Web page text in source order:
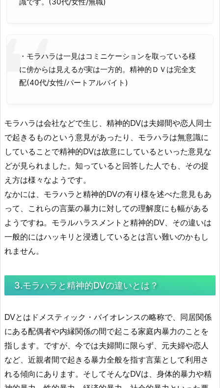
・モラハラは一見はコミニケーションを取っている様
に傍からは見えるが実は一方的。精神的ＤＶは完全支
配(40代/女性/パートアルバイト)
モラハラは会社などで生じ、精神的DVは夫婦間や恋人同士
で起きるものという意見があったり、モラハラは無意識に
していることで精神的DVは故意にしているといった意見な
どが見られました。知っていると回答した人でも、その捉
え方は様々なようです。
なかには、モラハラと精神的DVの有り様を述べた意見もあ
って、これらの言葉の暴力に対しての理解度にも幅がある
ようですね。モラルハラスメントと精神的DV、その違いは
一般的にはハッキリと浸透しているとは言い難いのかもし
れません。
3.モラハラと精神的DVの違いとは？
DVとはドメスティック・バイオレンスの略称で、同居関係
にある配偶者や内縁関係の間で起こる家庭内暴力のことを
指します。ですが、今では夫婦間に限らず、元夫婦や恋人
など、近親者間で起きる暴力全般を指す言葉として利用さ
れる傾向にあります。そしてそんなDVは、身体的暴力や精